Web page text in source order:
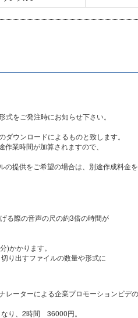
をご発注時にお知らせ下さい。
ウンロードによるものと致します。
業時間が加算されますので、
提供をご希望の場合は、別途作成料金
る際の音声の尺の約3倍の時間が
)かかります。
り出すファイルの数量や形式に
ーターによる企業プロモーションビデ
り、2時間 36000円。